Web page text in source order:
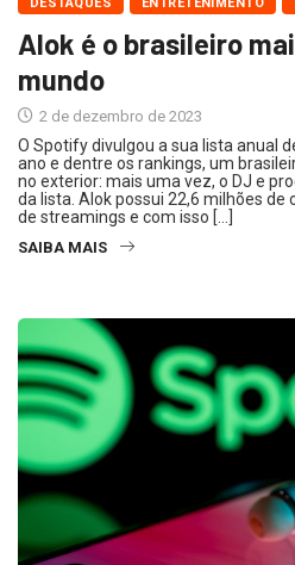
Alok é o brasileiro
mundo
2 de dezembro de 2023
O Spotify divulgou a sua lista anual
ano e dentre os rankings, um
no exterior: mais uma vez, o DJ e
da lista. Alok possui 22,6 milhões de
de streamings e com isso […]
SAIBA MAIS